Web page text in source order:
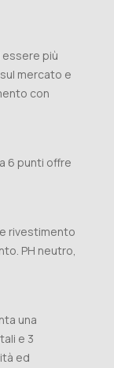
essere più
mercato e
con
6 punti offre
rivestimento
PH neutro,
una
e 3
ed